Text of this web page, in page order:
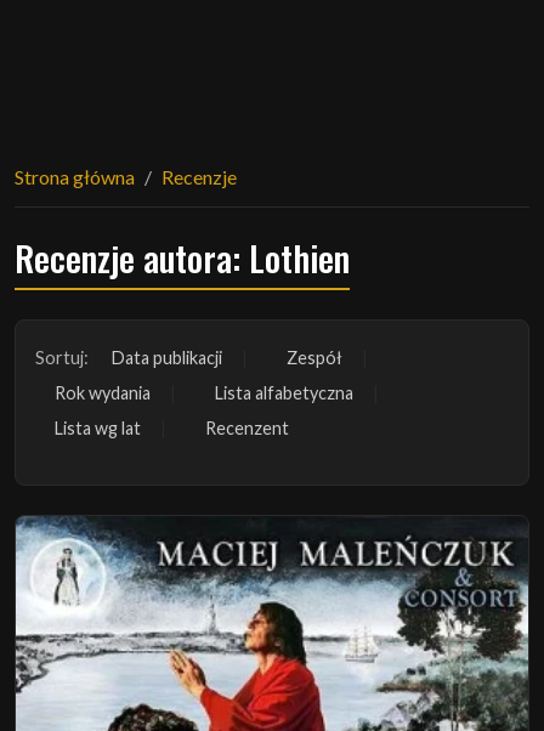
Strona główna Recenzje
Recenzje autora: Lothien
Sortuj: Data publikacji
Zespół
Rok wydania
Lista alfabetyczna
Lista wg lat
Recenzent